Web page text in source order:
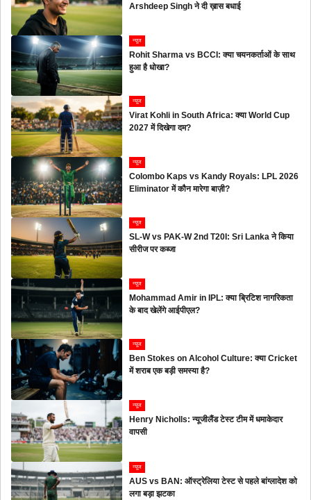
Arshdeep Singh ने दी ख़ास बधाई
न्यूज
Rohit Sharma vs BCCI: क्या चयनकर्ताओं के साथ
हुआ है धोखा?
न्यूज
Virat Kohli in South Africa: क्या World Cup
2027 में दिखेगा दम?
न्यूज
Colombo Kaps vs Kandy Royals: LPL 2026
Eliminator में कौन मारेगा बाज़ी?
न्यूज
SL-W vs PAK-W 2nd T20I: Sri Lanka ने किया
सीरीज पर कब्जा
न्यूज
Mohammad Amir in IPL: क्या ब्रिटिश नागरिकता
के बाद खेलेंगे आईपीएल?
न्यूज
Ben Stokes on Alcohol Culture: क्या Cricket
में शराब एक बड़ी समस्या है?
न्यूज
Henry Nicholls: न्यूजीलैंड टेस्ट टीम में धमाकेदार
वापसी
न्यूज
AUS vs BAN: ऑस्ट्रेलिया टेस्ट से पहले बांग्लादेश को
लगा बड़ा झटका